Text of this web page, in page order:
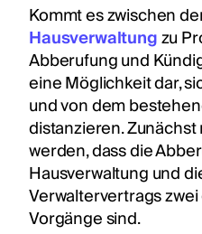
Kommt es zwischen
Hausverwaltungzu
Abberufung und
eine Möglichkeit dar,
und von dem
distanzieren.
werden, dass die
Hausverwaltung und
Verwaltervertrags
Vorgänge sind.